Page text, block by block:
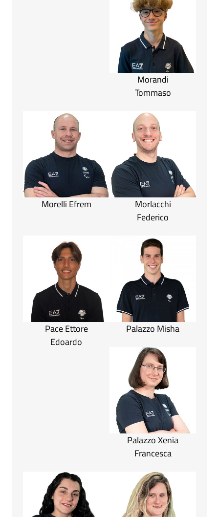
Morandi
Tommaso
Morelli Efrem
Morlacchi
Federico
Pace Ettore
Edoardo
Palazzo Misha
Palazzo Xenia
Francesca